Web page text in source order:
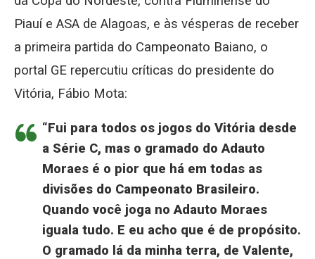
Piauí e ASA de Alagoas, e às vésperas de receber
a primeira partida do Campeonato Baiano, o
portal GE repercutiu críticas do presidente do
Vitória, Fábio Mota:
“Fui para todos os jogos do Vitória desde
a Série C, mas o gramado do Adauto
Moraes é o pior que há em todas as
divisões do Campeonato Brasileiro.
Quando você joga no Adauto Moraes
iguala tudo. E eu acho que é de propósito.
O gramado lá da minha terra, de Valente,